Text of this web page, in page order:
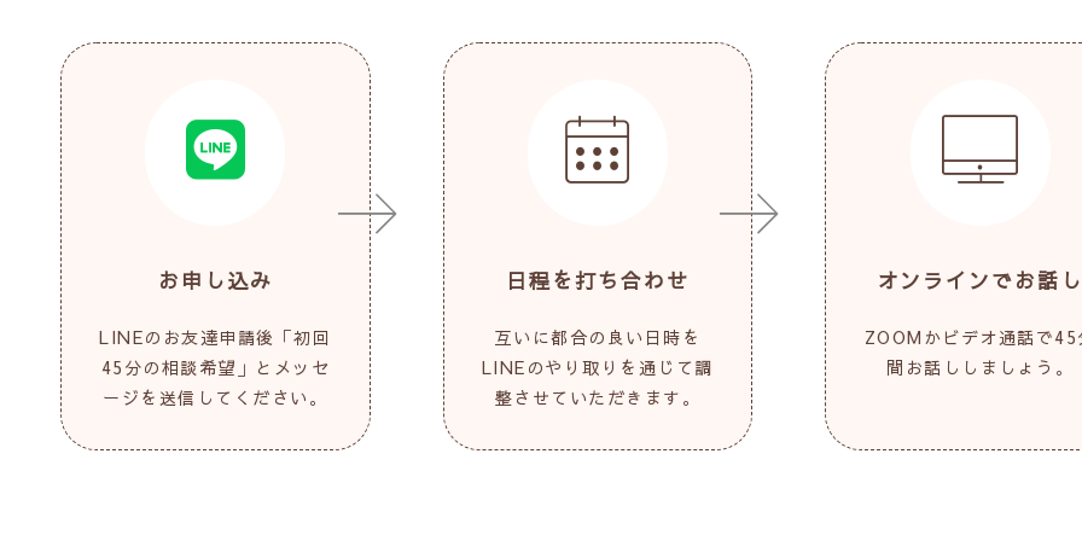
お申し込み
LINEのお友達申請後「初回
45分の相談希望」とメッセ
ージを送信してください。
日程を打ち合わせ
互いに都合の良い日時を
LINEのやり取りを通じて調
整させていただきます。
オンラインでお話
ZOOMかビデオ通話で45
間お話ししましょう。